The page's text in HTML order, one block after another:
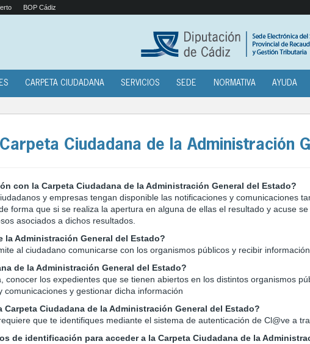
BOP Cádiz
CARPETA CIUDADANA SERVICIOS SEDE NORMATIVA AYUDA
Ciudadana de la Administración
con la Carpeta Ciudadana de la Administración General del Estado?
y empresas tengan disponible las notificaciones y comunicaciones
forma que si se realiza la apertura en alguna de ellas el resultado y acuse
asociados a dichos resultados.
la Administración General del Estado?
al ciudadano comunicarse con los organismos públicos y recibir
de la Administración General del Estado?
conocer los expedientes que se tienen abiertos en los distintos organismos
comunicaciones y gestionar dicha información
Carpeta Ciudadana de la Administración General del Estado?
que te identifiques mediante el sistema de autenticación de Cl@ve a
de identificación para acceder a la Carpeta Ciudadana de la